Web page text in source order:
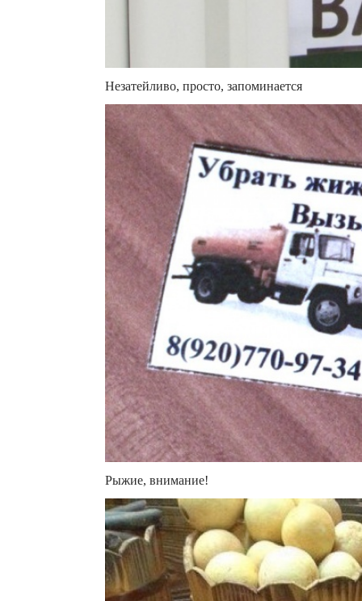
Незатейливо, просто, запоминается
Рыжие, внимание!